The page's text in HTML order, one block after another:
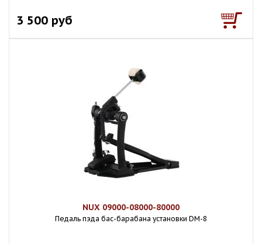
3 500 руб
NUX 09000-08000-80000
Педаль пэда бас-барабана установки DM-8